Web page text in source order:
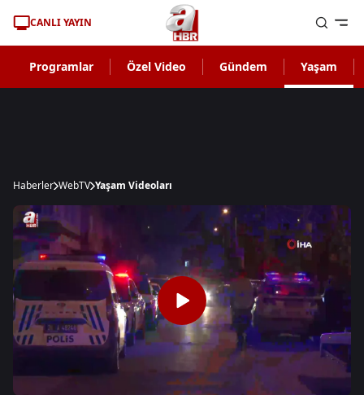
CANLI YAYIN
Programlar Özel Video Gündem Yaşam
Haberler WebTV Yaşam Videoları